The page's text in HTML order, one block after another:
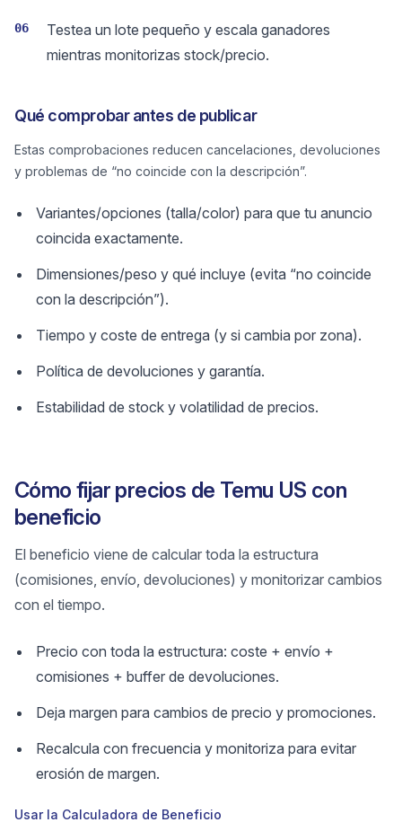
06
Testea un lote pequeño y escala ganadores
mientras monitorizas stock/precio.
Qué comprobar antes de publicar
Estas comprobaciones reducen cancelaciones, devoluciones
y problemas de “no coincide con la descripción”.
Variantes/opciones (talla/color) para que tu anuncio
coincida exactamente.
Dimensiones/peso y qué incluye (evita “no coincide
con la descripción”).
Tiempo y coste de entrega (y si cambia por zona).
Política de devoluciones y garantía.
Estabilidad de stock y volatilidad de precios.
Cómo fijar precios de Temu US con
beneficio
El beneficio viene de calcular toda la estructura
(comisiones, envío, devoluciones) y monitorizar cambios
con el tiempo.
Precio con toda la estructura: coste + envío +
comisiones + buffer de devoluciones.
Deja margen para cambios de precio y promociones.
Recalcula con frecuencia y monitoriza para evitar
erosión de margen.
Usar la Calculadora de Beneficio